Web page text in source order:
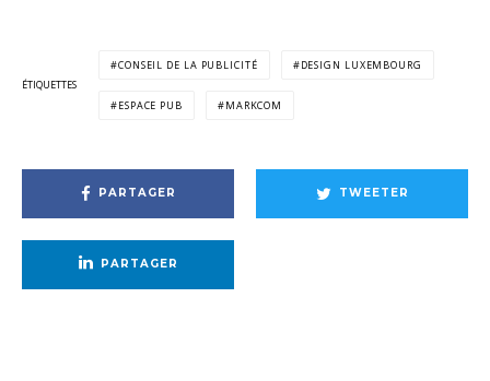
ÉTIQUETTES
CONSEIL DE LA PUBLICITÉ DESIGN LUXEMBOURG
ESPACE PUB MARKCOM
PARTAGER TWEETER
PARTAGER